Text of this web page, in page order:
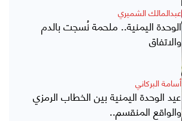
عبدالمالك الشميري
الوحدة اليمنية.. ملحمة نُسجت بالدم
والاتفاق
أسامة البركاني
عيد الوحدة اليمنية بين الخطاب الرمزي
والواقع المنقسم..